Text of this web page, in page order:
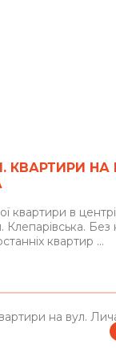
КВАРТИРИ НА
квартири в центрі
Без
квартир ...